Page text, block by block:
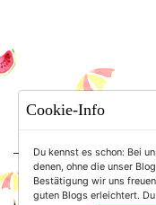
For
Cookie-Info
Du kennst es schon: Bei
denen, ohne die unser
Bestätigung wir uns
guten Blogs erleichtert.